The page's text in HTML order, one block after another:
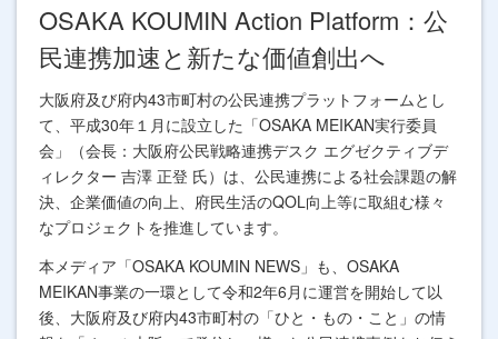
OSAKA KOUMIN Action Platform：公
民連携加速と新たな価値創出へ
大阪府及び府内43市町村の公民連携プラットフォームとし
て、平成30年１月に設立した「OSAKA MEIKAN実行委員
会」（会長：大阪府公民戦略連携デスク エグゼクティブデ
ィレクター 吉澤 正登 氏）は、公民連携による社会課題の解
決、企業価値の向上、府民生活のQOL向上等に取組む様々
なプロジェクトを推進しています。
本メディア「OSAKA KOUMIN NEWS」も、OSAKA
MEIKAN事業の一環として令和2年6月に運営を開始して以
後、大阪府及び府内43市町村の「ひと・もの・こと」の情